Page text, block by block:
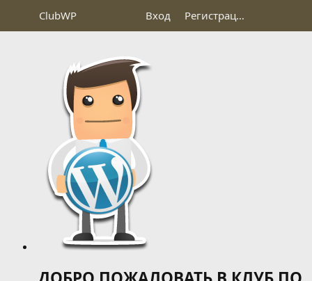
ClubWP Вход Регистрация